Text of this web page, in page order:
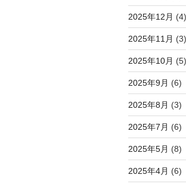
2025年12月 (4)
2025年11月 (3)
2025年10月 (5)
2025年9月 (6)
2025年8月 (3)
2025年7月 (6)
2025年5月 (8)
2025年4月 (6)